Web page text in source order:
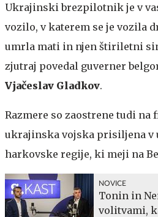
Ukrajinski brezpilotnik je v
vozilo, v katerem se je vozila
umrla mati in njen štiriletni
zjutraj povedal guverner
Vjačeslav Gladkov.
Razmere so zaostrene tudi na
ukrajinska vojska prisiljena v
harkovske regije, ki meji na
NOVICE
Tonin in
volitvami,